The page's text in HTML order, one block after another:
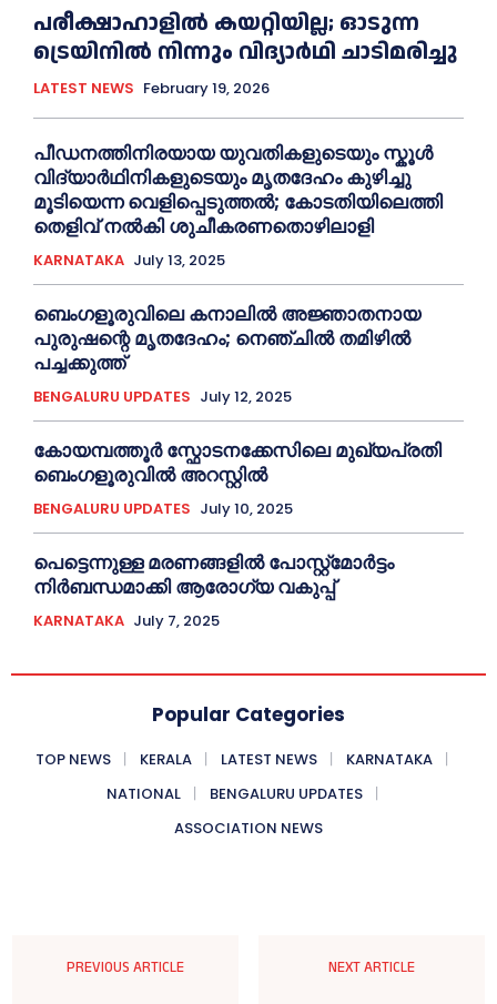
പരീക്ഷാഹാളിൽ കയറ്റിയില്ല; ഓടുന്ന
ട്രെയിനിൽ നിന്നും വിദ്യാർഥി ചാടിമരിച്ചു
LATEST NEWS February 19, 2026
പീഡനത്തിനിരയായ യുവതികളുടെയും സ്കൂൾ
വിദ്യാർഥിനികളുടെയും മൃതദേഹം കുഴിച്ചു
മൂടിയെന്ന വെളിപ്പെടുത്തൽ; കോടതിയിലെത്തി
തെളിവ് നൽകി ശുചീകരണതൊഴിലാളി
KARNATAKA July 13, 2025
ബെംഗളൂരുവിലെ കനാലിൽ അജ്ഞാതനായ
പുരുഷന്റെ മൃതദേഹം; നെഞ്ചിൽ തമിഴിൽ
പച്ചക്കുത്ത്
BENGALURU UPDATES July 12, 2025
കോയമ്പത്തൂർ സ്ഫോടനക്കേസിലെ മുഖ്യപ്രതി
ബെംഗളൂരുവിൽ അറസ്റ്റിൽ
BENGALURU UPDATES July 10, 2025
പെട്ടെന്നുള്ള മരണങ്ങളിൽ പോസ്റ്റ്മോർട്ടം
നിർബന്ധമാക്കി ആരോഗ്യ വകുപ്പ്
KARNATAKA July 7, 2025
Popular Categories
TOP NEWS KERALA LATEST NEWS
KARNATAKA
NATIONAL
BENGALURU UPDATES
ASSOCIATION NEWS
PREVIOUS ARTICLE NEXT ARTICLE